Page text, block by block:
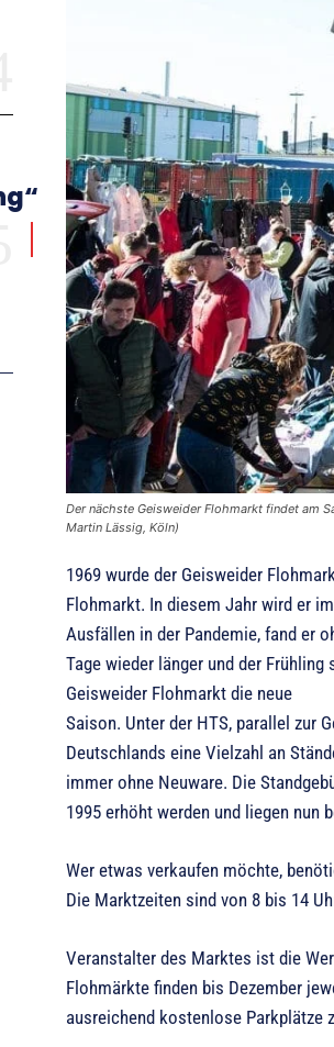
Der nächste Geisweider Flohmarkt findet am
Martin Lässig, Köln)
1969 wurde der Geisweider
Flohmarkt. In diesem Jahr wird er
Ausfällen in der Pandemie, fand er
Tage wieder länger und der
Geisweider Flohmarkt die neue
Saison. Unter der HTS, parallel zur
Deutschlands eine Vielzahl an
immer ohne Neuware. Die
1995 erhöht werden und liegen nun
Wer etwas verkaufen möchte,
Die Marktzeiten sind von 8 bis 14
Veranstalter des Marktes ist die
Flohmärkte finden bis Dezember
ausreichend kostenlose Parkplätze